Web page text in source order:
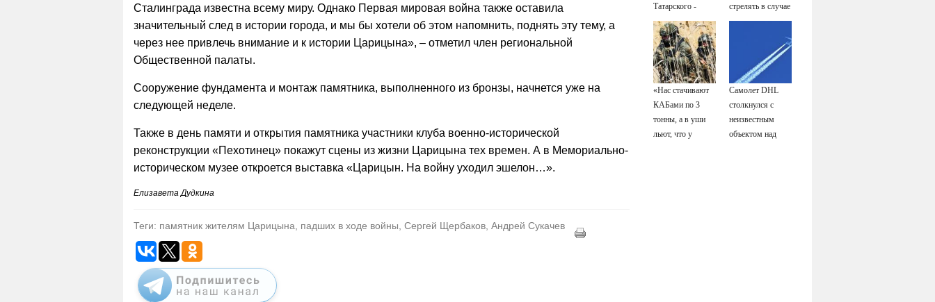
Сталинграда известна всему миру. Однако Первая мировая война также оставила
значительный след в истории города, и мы бы хотели об этом напомнить, поднять эту тему, а
через нее привлечь внимание и к истории Царицына», – отметил член региональной
Общественной палаты.
Сооружение фундамента и монтаж памятника, выполненного из бронзы, начнется уже на
следующей неделе.
Также в день памяти и открытия памятника участники клуба военно-исторической
реконструкции «Пехотинец» покажут сцены из жизни Царицына тех времен. А в Мемориально-
историческом музее откроется выставка «Царицын. На войну уходил эшелон…».
Елизавета Дудкина
Теги: памятник жителям Царицына, падших в ходе войны, Сергей Щербаков, Андрей Сукачев
Татарского -
Новости на
Вести.ru
стрелять в случае
нападения РФ на
«Нас стачивают
КАБами по 3
тонны, а в уши
льют, что у
Самолет DHL
столкнулся с
неизвестным
объектом над